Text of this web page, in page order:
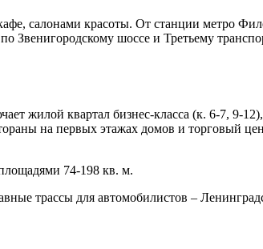
салонами красоты. От станции метро
шоссе и Третьему
жилой квартал бизнес-класса (к. 6-7, 9-
на первых этажах домов и торговый
74-198 кв. м.
трассы для автомобилистов –